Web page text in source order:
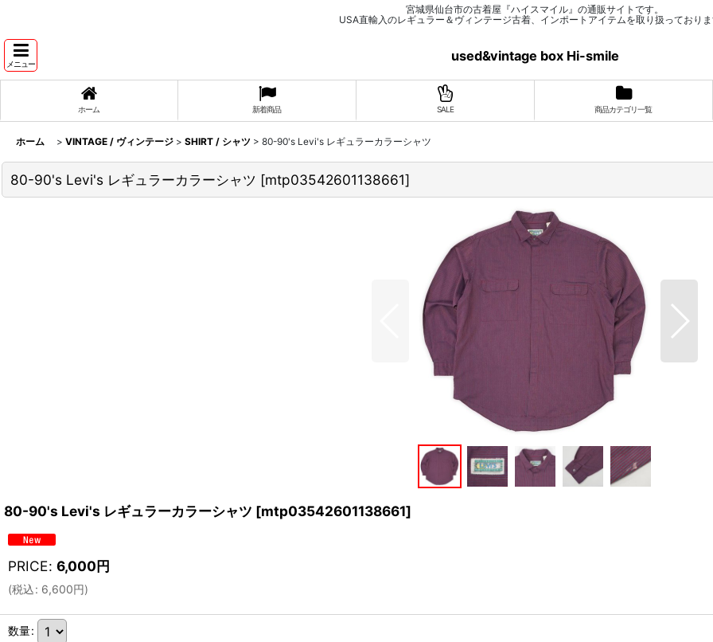
宮城県仙台市の古着屋『ハイスマイル』の通販サイトです。
USA直輸入のレギュラー＆ヴィンテージ古着、インポートアイテムを取り扱っており
メニュー
used&vintage box Hi-smile
ホーム 新着商品 SALE 商品カテゴリ一覧
ホーム > VINTAGE / ヴィンテージ > SHIRT / シャツ > 80-90's Levi's レギュラーカラーシャツ
80-90's Levi's レギュラーカラーシャツ [mtp03542601138661]
80-90's Levi's レギュラーカラーシャツ [mtp03542601138661]
PRICE: 6,000円
(税込: 6,600円)
数量: